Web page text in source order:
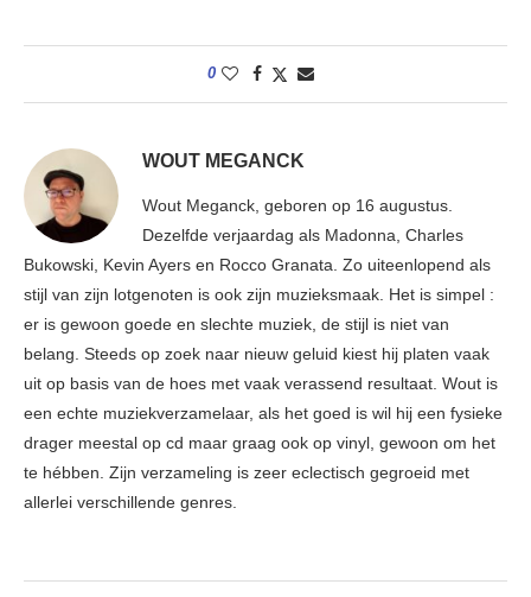
0
WOUT MEGANCK
Wout Meganck, geboren op 16 augustus.
Dezelfde verjaardag als Madonna, Charles
Bukowski, Kevin Ayers en Rocco Granata. Zo uiteenlopend als
stijl van zijn lotgenoten is ook zijn muzieksmaak. Het is simpel :
er is gewoon goede en slechte muziek, de stijl is niet van
belang. Steeds op zoek naar nieuw geluid kiest hij platen vaak
uit op basis van de hoes met vaak verassend resultaat. Wout is
een echte muziekverzamelaar, als het goed is wil hij een fysieke
drager meestal op cd maar graag ook op vinyl, gewoon om het
te hébben. Zijn verzameling is zeer eclectisch gegroeid met
allerlei verschillende genres.